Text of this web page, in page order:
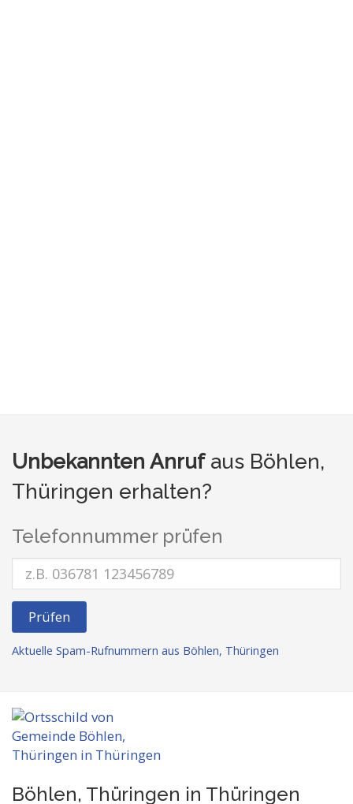
Unbekannten Anrufaus Böhlen,
Thüringen erhalten?
Telefonnummer prüfen
Prüfen
Aktuelle Spam-Rufnummern aus Böhlen, Thüringen
Böhlen, Thüringen in Thüringen